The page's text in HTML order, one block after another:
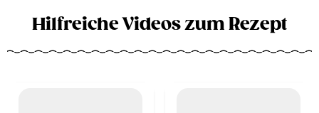
Hilfreiche Videos zum Rezept